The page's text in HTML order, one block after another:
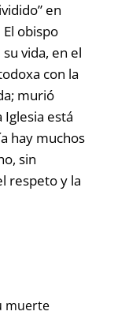
en
obispo
vida, en el
con la
murió
está
hay muchos
sin
respeto y la
muerte